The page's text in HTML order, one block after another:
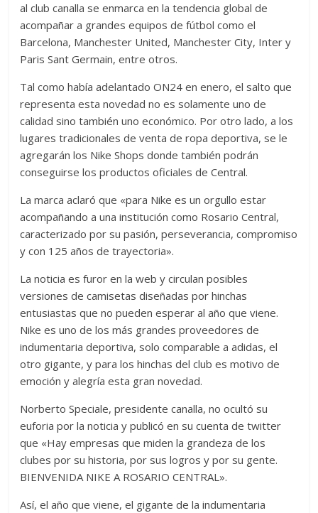
al club canalla se enmarca en la tendencia global de
acompañar a grandes equipos de fútbol como el
Barcelona, Manchester United, Manchester City, Inter y
Paris Sant Germain, entre otros.
Tal como había adelantado ON24 en enero, el salto que
representa esta novedad no es solamente uno de
calidad sino también uno económico. Por otro lado, a los
lugares tradicionales de venta de ropa deportiva, se le
agregarán los Nike Shops donde también podrán
conseguirse los productos oficiales de Central.
La marca aclaró que «para Nike es un orgullo estar
acompañando a una institución como Rosario Central,
caracterizado por su pasión, perseverancia, compromiso
y con 125 años de trayectoria».
La noticia es furor en la web y circulan posibles
versiones de camisetas diseñadas por hinchas
entusiastas que no pueden esperar al año que viene.
Nike es uno de los más grandes proveedores de
indumentaria deportiva, solo comparable a adidas, el
otro gigante, y para los hinchas del club es motivo de
emoción y alegría esta gran novedad.
Norberto Speciale, presidente canalla, no ocultó su
euforia por la noticia y publicó en su cuenta de twitter
que «Hay empresas que miden la grandeza de los
clubes por su historia, por sus logros y por su gente.
BIENVENIDA NIKE A ROSARIO CENTRAL».
Así, el año que viene, el gigante de la indumentaria